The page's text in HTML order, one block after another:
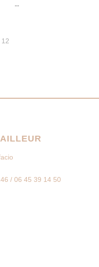
...
12
/ 06 45 39 14 50